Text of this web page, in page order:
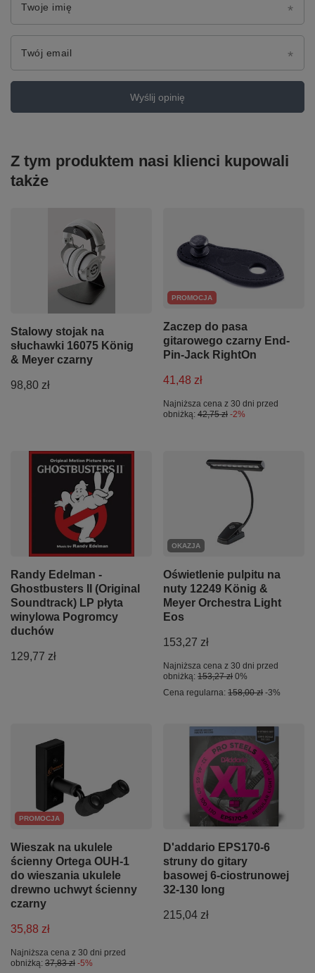
Twoje imię
Twój email
Wyślij opinię
Z tym produktem nasi klienci kupowali
także
Stalowy stojak na
słuchawki 16075 König
& Meyer czarny
98,80 zł
PROMOCJA
Zaczep do pasa
gitarowego czarny End-
Pin-Jack RightOn
41,48 zł
Najniższa cena z 30 dni przed
obniżką: 42,75 zł -2%
Randy Edelman -
Ghostbusters II (Original
Soundtrack) LP płyta
winylowa Pogromcy
duchów
129,77 zł
OKAZJA
Oświetlenie pulpitu na
nuty 12249 König &
Meyer Orchestra Light
Eos
153,27 zł
Najniższa cena z 30 dni przed
obniżką: 153,27 zł 0%
Cena regularna: 158,00 zł -3%
PROMOCJA
Wieszak na ukulele
ścienny Ortega OUH-1
do wieszania ukulele
drewno uchwyt ścienny
czarny
35,88 zł
Najniższa cena z 30 dni przed
obniżką: 37,83 zł -5%
D'addario EPS170-6
struny do gitary
basowej 6-ciostrunowej
32-130 long
215,04 zł